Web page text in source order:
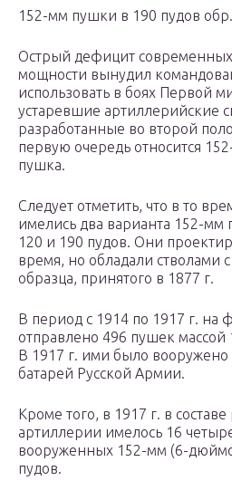
152-мм пушки в 190 пудов
Острый дефицит
мощности вынудил
использовать в боях Первой
устаревшие артиллерийские
разработанные во второй
первую очередь относится
пушка.
Следует отметить, что в то
имелись два варианта 152-
120 и 190 пудов. Они
время, но обладали стволами
образца, принятого в 1877 г.
В период с 1914 по 1917 г. на
отправлено 496 пушек массой
В 1917 г. ими было
батарей Русской Армии.
Кроме того, в 1917 г. в
артиллерии имелось 16
вооруженных 152-мм (6-
пудов.